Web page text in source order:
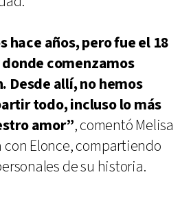
hace años, pero fue el 18
comenzamos
Desde allí, no hemos
todo, incluso lo más
amor”, comentó Melisa
Elonce, compartiendo
de su historia.